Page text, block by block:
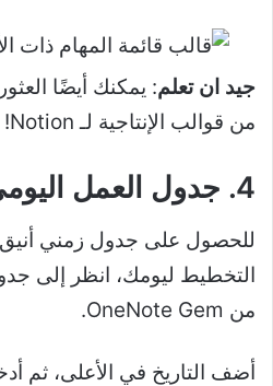
جيد ان تعلم: يمكنك أيضًا
من قوالب الإنتاجية لـ Notion!
4. جدول العمل اليومي
للحصول على جدول زمني
التخطيط ليومك، انظر إلى
من OneNote Gem.
أضف التاريخ في الأعلى، ثم